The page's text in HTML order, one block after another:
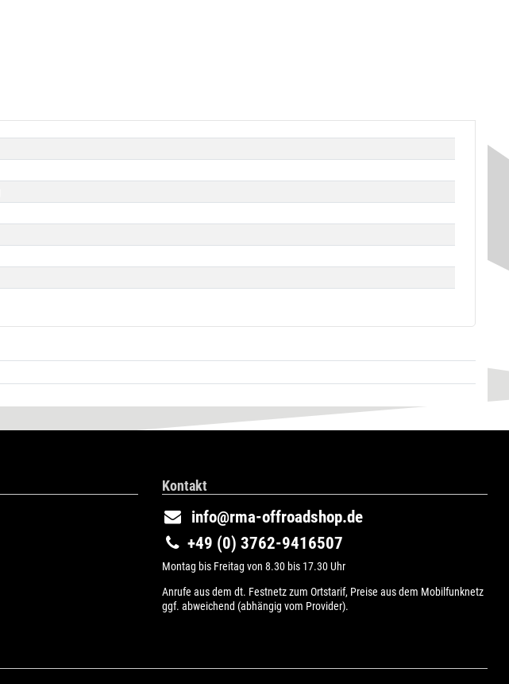
Kontakt
info@rma-offroadshop.de
+49 (0) 3762-9416507
Montag bis Freitag von 8.30 bis 17.30 Uhr
Anrufe aus dem dt. Festnetz zum Ortstarif, Preise aus dem Mobilfunknetz
ggf. abweichend (abhängig vom Provider).